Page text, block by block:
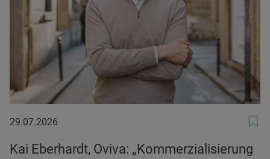
29.07.2026
29.07.2026
Kai Eberhardt, Oviva: „Kommerzialisierung